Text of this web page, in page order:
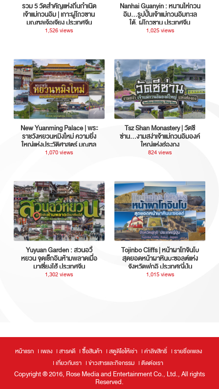
รวม 5 วัดสำคัญแห่งถิ่นกำเนิด
เจ้าแม่กวนอิม | เกาะผู่โถวซาน
มณฑลเจ้อเจียง ประเทศจีน
1,526 views
Nanhai Guanyin : หนานไห่กวน
อิม...รูปปั้นเจ้าแม่กวนอิมทะเล
ใต้, ผู่โถวซาน ประเทศจีน
1,025 views
New Yuanming Palace | พระ
ราชวังหยวนหมิงใหม่ ความยิ่ง
ใหญ่แห่งประวัติศาสตร์ มณฑล
กวางตุ้ง ประเทศจีน
1,070 views
Tsz Shan Monastery | วัดซี
ซ่าน…งามสง่าเจ้าแม่กวนอิมองค์
ใหญ่แห่งฮ่องกง
824 views
Yuyuan Garden : สวนอวี้
หยวน จุดเช็กอินห้ามพลาดเมื่อ
มาเซี่ยงไฮ้ ประเทศจีน
1,302 views
Tojinbo Cliffs | หน้าผาโทจินโบ
สุดยอดหน้าผาหินบะซอลต์แห่ง
จังหวัดฟุกุอิ ประเทศญี่ปุ่น
1,015 views
หน้าแรก เพลง สารคดี ซื้อสินค้า สตูดิโอให้เช่า ค่าลิขสิทธิ์
รายชื่อเพลง
เกี่ยวกับเรา
ข่าวสารและกิจกรรม ติดต่อเรา
Copyright ® 2016, Rose Media and Entertainment Co., Ltd., All rights
Reserved.